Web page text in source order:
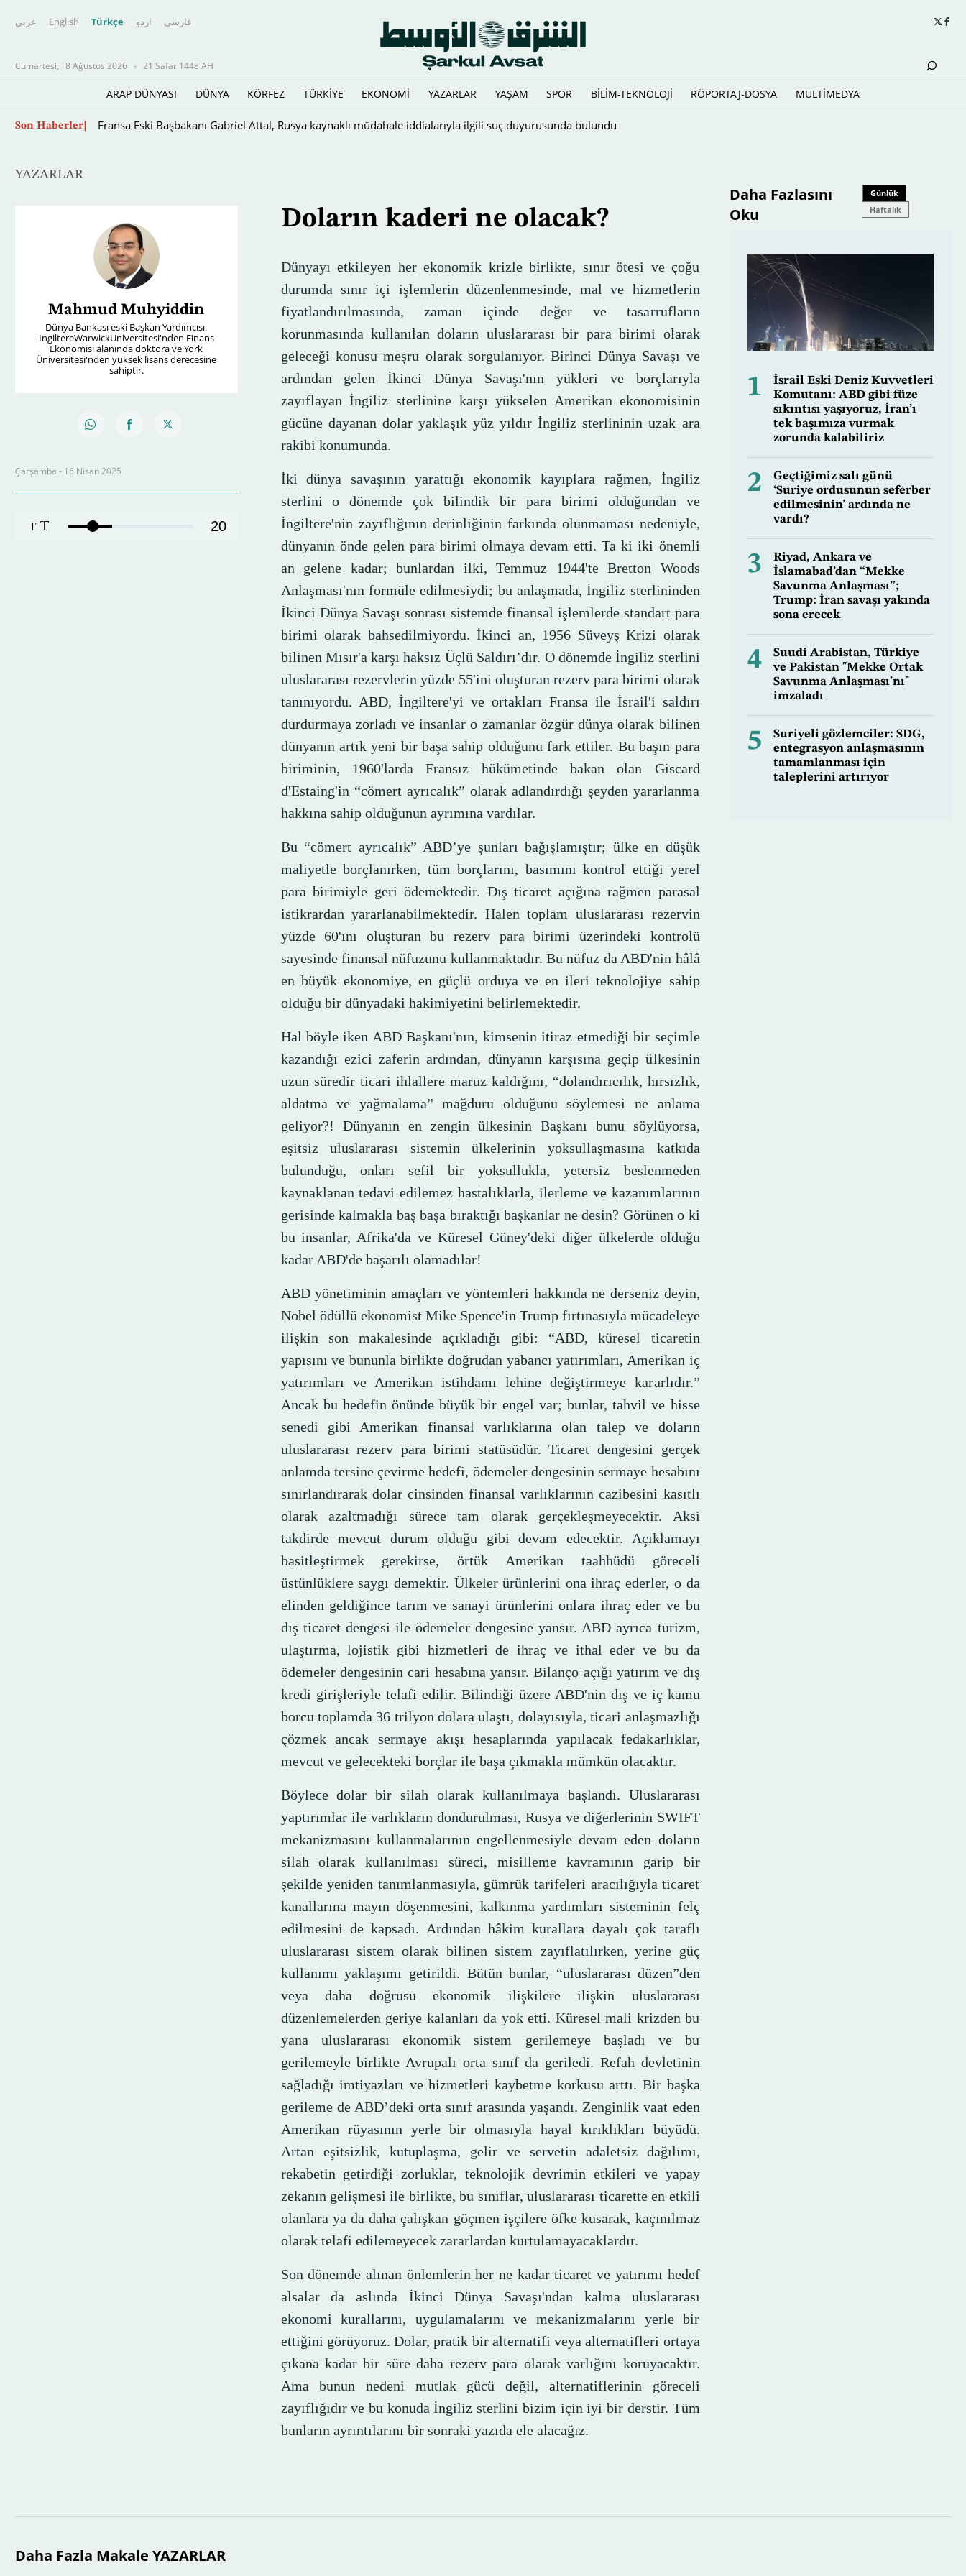
عربي English Türkçe اردو فارسى
Cumartesi, 8 Ağustos 2026 - 21 Safar 1448 AH
ARAP DÜNYASI DÜNYA KÖRFEZ TÜRKİYE EKONOMİ YAZARLAR YAŞAM SPOR BİLİM-TEKNOLOJİ RÖPORTAJ-DOSYA MULTİMEDYA
Son Haberler Arakçi: Hürmüz Boğazı’nın yeniden açılması, ABD’nin ihlalleri nedeniyle tazminat ödenmesi gibi şartlara bağlı
YAZARLAR
Mahmud Muhyiddin
Dünya Bankası eski Başkan Yardımcısı.
İngiltereWarwickÜniversitesi'nden Finans
Ekonomisi alanında doktora ve York
Üniversitesi'nden yüksek lisans derecesine
sahiptir.
Çarşamba - 16 Nisan 2025
T T 20
Doların kaderi ne olacak?
Dünyayı etkileyen her ekonomik krizle birlikte, sınır ötesi ve çoğu
durumda sınır içi işlemlerin düzenlenmesinde, mal ve hizmetlerin
fiyatlandırılmasında, zaman içinde değer ve tasarrufların
korunmasında kullanılan doların uluslararası bir para birimi olarak
geleceği konusu meşru olarak sorgulanıyor. Birinci Dünya Savaşı ve
ardından gelen İkinci Dünya Savaşı'nın yükleri ve borçlarıyla
zayıflayan İngiliz sterlinine karşı yükselen Amerikan ekonomisinin
gücüne dayanan dolar yaklaşık yüz yıldır İngiliz sterlininin uzak ara
rakibi konumunda.
İki dünya savaşının yarattığı ekonomik kayıplara rağmen, İngiliz
sterlini o dönemde çok bilindik bir para birimi olduğundan ve
İngiltere'nin zayıflığının derinliğinin farkında olunmaması nedeniyle,
dünyanın önde gelen para birimi olmaya devam etti. Ta ki iki önemli
an gelene kadar; bunlardan ilki, Temmuz 1944'te Bretton Woods
Anlaşması'nın formüle edilmesiydi; bu anlaşmada, İngiliz sterlininden
İkinci Dünya Savaşı sonrası sistemde finansal işlemlerde standart para
birimi olarak bahsedilmiyordu. İkinci an, 1956 Süveyş Krizi olarak
bilinen Mısır'a karşı haksız Üçlü Saldırı’dır. O dönemde İngiliz sterlini
uluslararası rezervlerin yüzde 55'ini oluşturan rezerv para birimi olarak
tanınıyordu. ABD, İngiltere'yi ve ortakları Fransa ile İsrail'i saldırı
durdurmaya zorladı ve insanlar o zamanlar özgür dünya olarak bilinen
dünyanın artık yeni bir başa sahip olduğunu fark ettiler. Bu başın para
biriminin, 1960'larda Fransız hükümetinde bakan olan Giscard
d'Estaing'in “cömert ayrıcalık” olarak adlandırdığı şeyden yararlanma
hakkına sahip olduğunun ayrımına vardılar.
Bu “cömert ayrıcalık” ABD’ye şunları bağışlamıştır; ülke en düşük
maliyetle borçlanırken, tüm borçlarını, basımını kontrol ettiği yerel
para birimiyle geri ödemektedir. Dış ticaret açığına rağmen parasal
istikrardan yararlanabilmektedir. Halen toplam uluslararası rezervin
yüzde 60'ını oluşturan bu rezerv para birimi üzerindeki kontrolü
sayesinde finansal nüfuzunu kullanmaktadır. Bu nüfuz da ABD'nin hâlâ
en büyük ekonomiye, en güçlü orduya ve en ileri teknolojiye sahip
olduğu bir dünyadaki hakimiyetini belirlemektedir.
Hal böyle iken ABD Başkanı'nın, kimsenin itiraz etmediği bir seçimle
kazandığı ezici zaferin ardından, dünyanın karşısına geçip ülkesinin
uzun süredir ticari ihlallere maruz kaldığını, “dolandırıcılık, hırsızlık,
aldatma ve yağmalama” mağduru olduğunu söylemesi ne anlama
geliyor?! Dünyanın en zengin ülkesinin Başkanı bunu söylüyorsa,
eşitsiz uluslararası sistemin ülkelerinin yoksullaşmasına katkıda
bulunduğu, onları sefil bir yoksullukla, yetersiz beslenmeden
kaynaklanan tedavi edilemez hastalıklarla, ilerleme ve kazanımlarının
gerisinde kalmakla baş başa bıraktığı başkanlar ne desin? Görünen o ki
bu insanlar, Afrika'da ve Küresel Güney'deki diğer ülkelerde olduğu
kadar ABD'de başarılı olamadılar!
ABD yönetiminin amaçları ve yöntemleri hakkında ne derseniz deyin,
Nobel ödüllü ekonomist Mike Spence'in Trump fırtınasıyla mücadeleye
ilişkin son makalesinde açıkladığı gibi: “ABD, küresel ticaretin
yapısını ve bununla birlikte doğrudan yabancı yatırımları, Amerikan iç
yatırımları ve Amerikan istihdamı lehine değiştirmeye kararlıdır.”
Ancak bu hedefin önünde büyük bir engel var; bunlar, tahvil ve hisse
senedi gibi Amerikan finansal varlıklarına olan talep ve doların
uluslararası rezerv para birimi statüsüdür. Ticaret dengesini gerçek
anlamda tersine çevirme hedefi, ödemeler dengesinin sermaye hesabını
sınırlandırarak dolar cinsinden finansal varlıklarının cazibesini kasıtlı
olarak azaltmadığı sürece tam olarak gerçekleşmeyecektir. Aksi
takdirde mevcut durum olduğu gibi devam edecektir. Açıklamayı
basitleştirmek gerekirse, örtük Amerikan taahhüdü göreceli
üstünlüklere saygı demektir. Ülkeler ürünlerini ona ihraç ederler, o da
elinden geldiğince tarım ve sanayi ürünlerini onlara ihraç eder ve bu
dış ticaret dengesi ile ödemeler dengesine yansır. ABD ayrıca turizm,
ulaştırma, lojistik gibi hizmetleri de ihraç ve ithal eder ve bu da
ödemeler dengesinin cari hesabına yansır. Bilanço açığı yatırım ve dış
kredi girişleriyle telafi edilir. Bilindiği üzere ABD'nin dış ve iç kamu
borcu toplamda 36 trilyon dolara ulaştı, dolayısıyla, ticari anlaşmazlığı
çözmek ancak sermaye akışı hesaplarında yapılacak fedakarlıklar,
mevcut ve gelecekteki borçlar ile başa çıkmakla mümkün olacaktır.
Böylece dolar bir silah olarak kullanılmaya başlandı. Uluslararası
yaptırımlar ile varlıkların dondurulması, Rusya ve diğerlerinin SWIFT
mekanizmasını kullanmalarının engellenmesiyle devam eden doların
silah olarak kullanılması süreci, misilleme kavramının garip bir
şekilde yeniden tanımlanmasıyla, gümrük tarifeleri aracılığıyla ticaret
kanallarına mayın döşenmesini, kalkınma yardımları sisteminin felç
edilmesini de kapsadı. Ardından hâkim kurallara dayalı çok taraflı
uluslararası sistem olarak bilinen sistem zayıflatılırken, yerine güç
kullanımı yaklaşımı getirildi. Bütün bunlar, “uluslararası düzen”den
veya daha doğrusu ekonomik ilişkilere ilişkin uluslararası
düzenlemelerden geriye kalanları da yok etti. Küresel mali krizden bu
yana uluslararası ekonomik sistem gerilemeye başladı ve bu
gerilemeyle birlikte Avrupalı orta sınıf da geriledi. Refah devletinin
sağladığı imtiyazları ve hizmetleri kaybetme korkusu arttı. Bir başka
gerileme de ABD’deki orta sınıf arasında yaşandı. Zenginlik vaat eden
Amerikan rüyasının yerle bir olmasıyla hayal kırıklıkları büyüdü.
Artan eşitsizlik, kutuplaşma, gelir ve servetin adaletsiz dağılımı,
rekabetin getirdiği zorluklar, teknolojik devrimin etkileri ve yapay
zekanın gelişmesi ile birlikte, bu sınıflar, uluslararası ticarette en etkili
olanlara ya da daha çalışkan göçmen işçilere öfke kusarak, kaçınılmaz
olarak telafi edilemeyecek zararlardan kurtulamayacaklardır.
Son dönemde alınan önlemlerin her ne kadar ticaret ve yatırımı hedef
alsalar da aslında İkinci Dünya Savaşı'ndan kalma uluslararası
ekonomi kurallarını, uygulamalarını ve mekanizmalarını yerle bir
ettiğini görüyoruz. Dolar, pratik bir alternatifi veya alternatifleri ortaya
çıkana kadar bir süre daha rezerv para olarak varlığını koruyacaktır.
Ama bunun nedeni mutlak gücü değil, alternatiflerinin göreceli
zayıflığıdır ve bu konuda İngiliz sterlini bizim için iyi bir derstir. Tüm
bunların ayrıntılarını bir sonraki yazıda ele alacağız.
Daha Fazlasını
Oku
Günlük
Haftalık
1
İsrail Eski Deniz Kuvvetleri
Komutanı: ABD gibi füze
sıkıntısı yaşıyoruz, İran’ı
tek başımıza vurmak
zorunda kalabiliriz
2
Geçtiğimiz salı günü
‘Suriye ordusunun seferber
edilmesinin’ ardında ne
vardı?
3
Riyad, Ankara ve
İslamabad’dan “Mekke
Savunma Anlaşması”;
Trump: İran savaşı yakında
sona erecek
4
Suudi Arabistan, Türkiye
ve Pakistan "Mekke Ortak
Savunma Anlaşması’nı"
imzaladı
5
Suriyeli gözlemciler: SDG,
entegrasyon anlaşmasının
tamamlanması için
taleplerini artırıyor
Daha Fazla Makale YAZARLAR